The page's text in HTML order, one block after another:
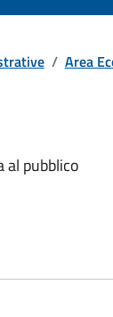
/ Area
al pubblico